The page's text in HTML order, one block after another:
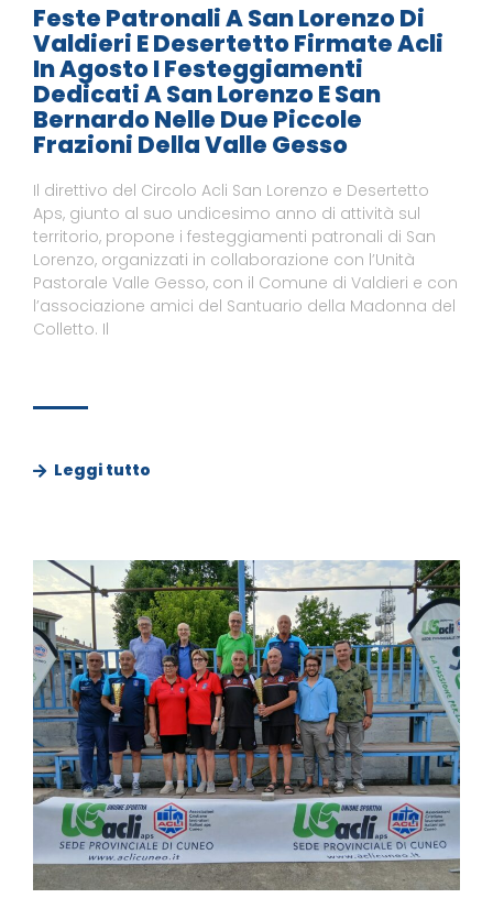
Feste Patronali A San Lorenzo Di
Valdieri E Desertetto Firmate Acli
In Agosto I Festeggiamenti
Dedicati A San Lorenzo E San
Bernardo Nelle Due Piccole
Frazioni Della Valle Gesso
Il direttivo del Circolo Acli San Lorenzo e Desertetto
Aps, giunto al suo undicesimo anno di attività sul
territorio, propone i festeggiamenti patronali di San
Lorenzo, organizzati in collaborazione con l’Unità
Pastorale Valle Gesso, con il Comune di Valdieri e con
l’associazione amici del Santuario della Madonna del
Colletto. Il
Leggi tutto